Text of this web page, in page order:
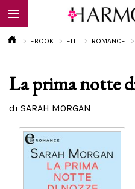
EBOOK
EBOOK ELIT ROMANCE
La prima notte
di SARAH MORGAN